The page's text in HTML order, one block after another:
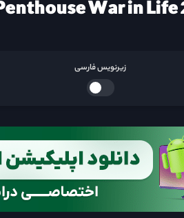
زیرنویس فارسی